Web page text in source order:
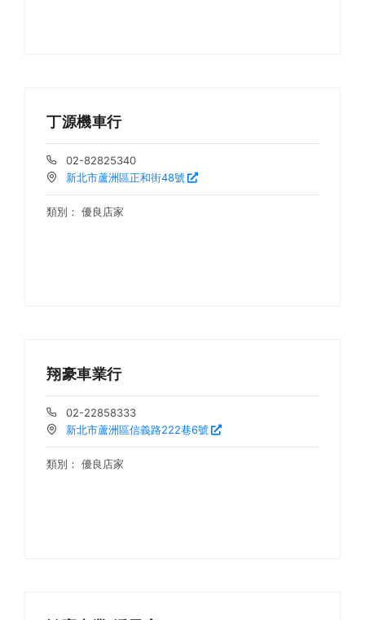
丁源機車行
02-82825340
新北市蘆洲區正和街48號
類別： 優良店家
翔豪車業行
02-22858333
新北市蘆洲區信義路222巷6號
類別： 優良店家